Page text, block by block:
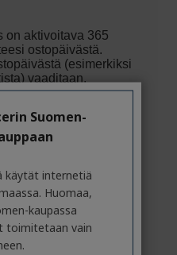
Suomen-
käytät internetiä
Huomaa,
kaupassa
vain